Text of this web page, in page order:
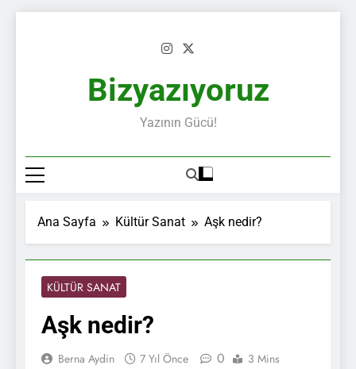
Bizyazıyoruz
Yazının Gücü!
Ana Sayfa Kültür Sanat Aşk nedir?
KÜLTÜR SANAT
Aşk nedir?
Berna Aydin 7 Yıl Önce 0 3 Mins